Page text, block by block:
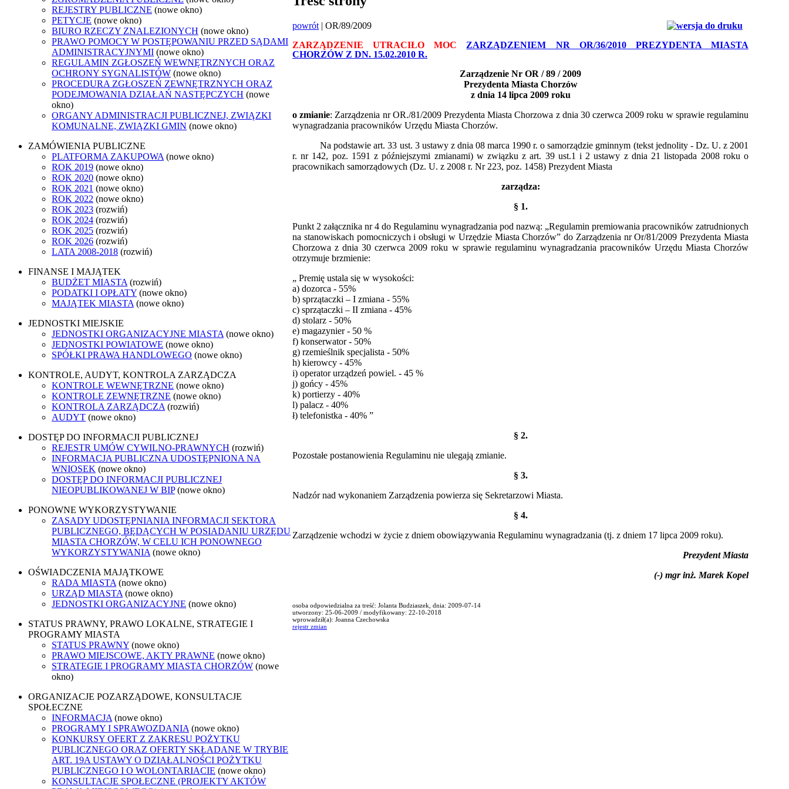
REJESTRY PUBLICZNE (nowe okno)
PETYCJE (nowe okno)
BIURO RZECZY ZNALEZIONYCH (nowe okno)
PRAWO POMOCY W POSTĘPOWANIU PRZED SĄDAMI
ADMINISTRACYJNYMI (nowe okno)
REGULAMIN ZGŁOSZEŃ WEWNĘTRZNYCH ORAZ
OCHRONY SYGNALISTÓW (nowe okno)
PROCEDURA ZGŁOSZEŃ ZEWNĘTRZNYCH ORAZ
PODEJMOWANIA DZIAŁAŃ NASTĘPCZYCH (nowe
okno)
ORGANY ADMINISTRACJI PUBLICZNEJ, ZWIĄZKI
KOMUNALNE, ZWIĄZKI GMIN (nowe okno)
ZAMÓWIENIA PUBLICZNE
PLATFORMA ZAKUPOWA (nowe okno)
ROK 2019 (nowe okno)
ROK 2020 (nowe okno)
ROK 2021 (nowe okno)
ROK 2022 (nowe okno)
ROK 2023 (rozwiń)
ROK 2024 (rozwiń)
ROK 2025 (rozwiń)
ROK 2026 (rozwiń)
LATA 2008-2018 (rozwiń)
FINANSE I MAJĄTEK
BUDŻET MIASTA (rozwiń)
PODATKI I OPŁATY (nowe okno)
MAJĄTEK MIASTA (nowe okno)
JEDNOSTKI MIEJSKIE
JEDNOSTKI ORGANIZACYJNE MIASTA (nowe okno)
JEDNOSTKI POWIATOWE (nowe okno)
SPÓŁKI PRAWA HANDLOWEGO (nowe okno)
KONTROLE, AUDYT, KONTROLA ZARZĄDCZA
KONTROLE WEWNĘTRZNE (nowe okno)
KONTROLE ZEWNĘTRZNE (nowe okno)
KONTROLA ZARZĄDCZA (rozwiń)
AUDYT (nowe okno)
DOSTĘP DO INFORMACJI PUBLICZNEJ
REJESTR UMÓW CYWILNO-PRAWNYCH (rozwiń)
INFORMACJA PUBLICZNA UDOSTĘPNIONA NA
WNIOSEK (nowe okno)
DOSTĘP DO INFORMACJI PUBLICZNEJ
NIEOPUBLIKOWANEJ W BIP (nowe okno)
PONOWNE WYKORZYSTYWANIE
ZASADY UDOSTĘPNIANIA INFORMACJI SEKTORA
PUBLICZNEGO, BĘDĄCYCH W POSIADANIU URZĘDU
MIASTA CHORZÓW, W CELU ICH PONOWNEGO
WYKORZYSTYWANIA (nowe okno)
OŚWIADCZENIA MAJĄTKOWE
RADA MIASTA (nowe okno)
URZĄD MIASTA (nowe okno)
JEDNOSTKI ORGANIZACYJNE (nowe okno)
STATUS PRAWNY, PRAWO LOKALNE, STRATEGIE I
PROGRAMY MIASTA
STATUS PRAWNY (nowe okno)
PRAWO MIEJSCOWE, AKTY PRAWNE (nowe okno)
STRATEGIE I PROGRAMY MIASTA CHORZÓW (nowe
okno)
ORGANIZACJE POZARZĄDOWE, KONSULTACJE
SPOŁECZNE
INFORMACJA (nowe okno)
PROGRAMY I SPRAWOZDANIA (nowe okno)
KONKURSY OFERT Z ZAKRESU POŻYTKU
PUBLICZNEGO ORAZ OFERTY SKŁADANE W TRYBIE
ART. 19A USTAWY O DZIAŁALNOŚCI POŻYTKU
PUBLICZNEGO I O WOLONTARIACIE (nowe okno)
KONSULTACJE SPOŁECZNE (PROJEKTY AKTÓW
powrót | OR/89/2009
ZARZĄDZENIE UTRACIŁO MOC ZARZĄDZENIEM NR OR/36/2010 PREZYDENTA MIASTA
CHORZÓW Z DN. 15.02.2010 R.
Zarządzenie Nr OR / 89 / 2009
Prezydenta Miasta Chorzów
z dnia 14 lipca 2009 roku
o zmianie: Zarządzenia nr OR./81/2009 Prezydenta Miasta Chorzowa z dnia 30 czerwca 2009 roku w sprawie regulaminu
wynagradzania pracowników Urzędu Miasta Chorzów.
Na podstawie art. 33 ust. 3 ustawy z dnia 08 marca 1990 r. o samorządzie gminnym (tekst jednolity - Dz. U. z 2001
r. nr 142, poz. 1591 z późniejszymi zmianami) w związku zart. 39 ust.1 i 2 ustawy z dnia 21 listopada 2008 roku o
pracownikach samorządowych (Dz. U. z 2008 r. Nr 223, poz. 1458) Prezydent Miasta
zarządza:
§ 1.
Punkt 2 załącznika nr 4 do Regulaminu wynagradzania pod nazwą: „Regulamin premiowania pracowników zatrudnionych
na stanowiskach pomocniczych i obsługi w Urzędzie Miasta Chorzów” do Zarządzenia nr Or/81/2009 Prezydenta Miasta
Chorzowa z dnia 30 czerwca 2009 roku w sprawie regulaminu wynagradzania pracowników Urzędu Miasta Chorzów
otrzymuje brzmienie:
„ Premię ustala się w wysokości:
a) dozorca - 55%
b) sprzątaczki – I zmiana - 55%
c) sprzątaczki – II zmiana - 45%
d) stolarz - 50%
e) magazynier - 50 %
f) konserwator - 50%
g) rzemieślnik specjalista - 50%
h) kierowcy - 45%
i) operator urządzeń powiel. - 45 %
j) gońcy - 45%
k) portierzy - 40%
l) palacz - 40%
ł) telefonistka - 40% ”
§ 2.
Pozostałe postanowienia Regulaminu nie ulegają zmianie.
§ 3.
Nadzór nad wykonaniem Zarządzenia powierza się Sekretarzowi Miasta.
§ 4.
Zarządzenie wchodzi w życie z dniem obowiązywania Regulaminu wynagradzania (tj. z dniem 17 lipca 2009 roku).
Prezydent Miasta
(-) mgr inż. Marek Kopel
osoba odpowiedzialna za treść: Jolanta Budziaszek, dnia: 2009-07-14
utworzony: 25-06-2009 / modyfikowany: 22-10-2018
wprowadził(a): Joanna Czechowska
rejestr zmian